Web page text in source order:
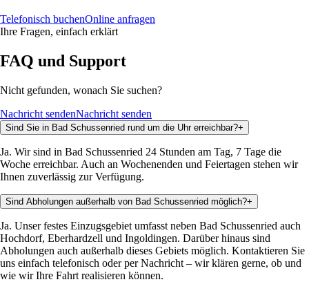
Telefonisch buchenOnline anfragen
Ihre Fragen, einfach erklärt
FAQ und Support
Nicht gefunden, wonach Sie suchen?
Nachricht sendenNachricht senden
Sind Sie in Bad Schussenried rund um die Uhr erreichbar?+
Ja. Wir sind in Bad Schussenried 24 Stunden am Tag, 7 Tage die
Woche erreichbar. Auch an Wochenenden und Feiertagen stehen wir
Ihnen zuverlässig zur Verfügung.
Sind Abholungen außerhalb von Bad Schussenried möglich?+
Ja. Unser festes Einzugsgebiet umfasst neben Bad Schussenried auch
Hochdorf, Eberhardzell und Ingoldingen. Darüber hinaus sind
Abholungen auch außerhalb dieses Gebiets möglich. Kontaktieren Sie
uns einfach telefonisch oder per Nachricht – wir klären gerne, ob und
wie wir Ihre Fahrt realisieren können.